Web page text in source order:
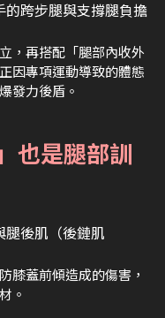
的跨步腿與支撐腿負擔
，再搭配「腿部內收外
因專項運動導致的體態
發力後盾。
也是腿部訓
腿後肌（後鏈肌
膝蓋前傾造成的傷害，
。